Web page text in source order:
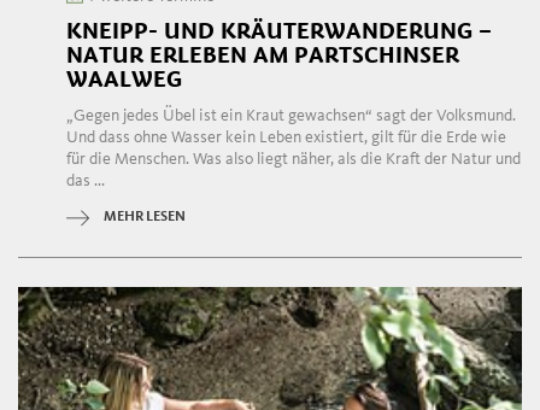
KNEIPP- UND KRÄUTERWANDERUNG –
NATUR ERLEBEN AM PARTSCHINSER
WAALWEG
„Gegen jedes Übel ist ein Kraut gewachsen“ sagt der Volksmund.
Und dass ohne Wasser kein Leben existiert, gilt für die Erde wie
für die Menschen. Was also liegt näher, als die Kraft der Natur und
das ...
MEHR LESEN